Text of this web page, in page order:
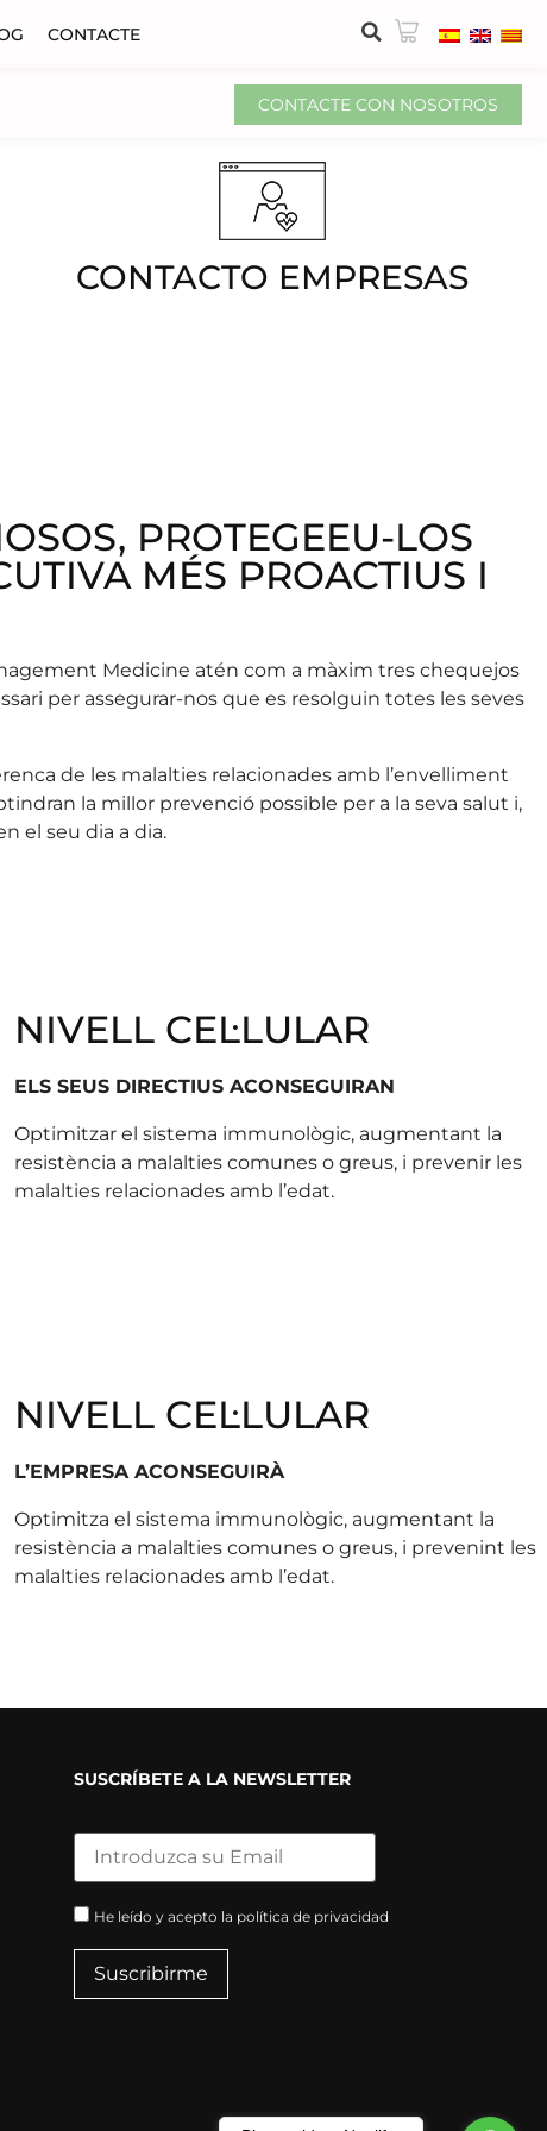
CONTACTE
CONTACTE CON NOSOTROS
CONTACTO EMPRESAS
PROTEGEEU-LOS
MÉS PROACTIUS I
Medicine atén com a màxim tres chequejos
per assegurar-nos que es resolguin totes les seves
de les malalties relacionades amb l’envelliment
la millor prevenció possible per a la seva salut i,
el seu dia a dia.
NIVELL CEL·LULAR
ELS SEUS DIRECTIUS ACONSEGUIRAN
Optimitzar el sistema immunològic, augmentant la
resistència a malalties comunes o greus, i prevenir les
malalties relacionades amb l’edat.
NIVELL CEL·LULAR
L’EMPRESA ACONSEGUIRÀ
Optimitza el sistema immunològic, augmentant la
resistència a malalties comunes o greus, i prevenint les
malalties relacionades amb l’edat.
SUSCRÍBETE A LA NEWSLETTER
He leído y acepto la política de privacidad